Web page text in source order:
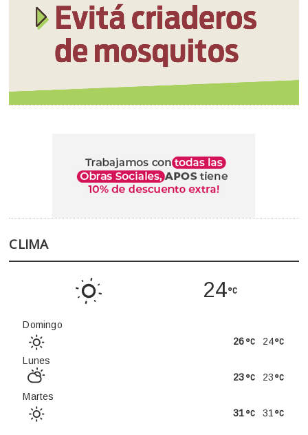
CLIMA
24
Domingo
24
26
Lunes
23
23
Martes
31
31